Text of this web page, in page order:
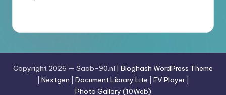
Copyright 2026 — Saab-90.nl | Bloghash WordPress Theme
Nextgen Document Library Lite FV Player|
Photo Gallery (10Web)